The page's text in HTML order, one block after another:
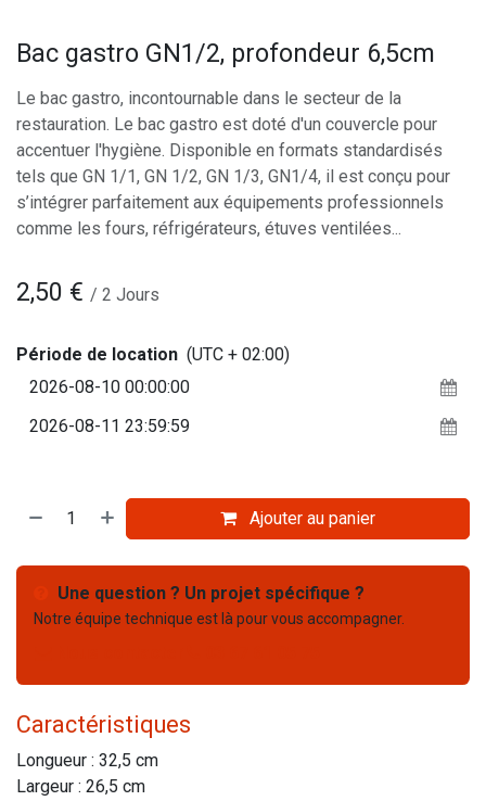
Bac gastro GN1/2, profondeur 6,5cm
Le bac gastro, incontournable dans le secteur de la
restauration. Le bac gastro est doté d'un couvercle pour
accentuer l'hygiène. Disponible en formats standardisés
tels que GN 1/1, GN 1/2, GN 1/3, GN1/4, il est conçu pour
s’intégrer parfaitement aux équipements professionnels
comme les fours, réfrigérateurs, étuves ventilées...
2,50 € / 2 Jours
Période de location (UTC + 02:00)
Ajouter au panier
Une question ? Un projet spécifique ?
Notre équipe technique est là pour vous accompagner.
Caractéristiques
Longueur : 32,5 cm
Largeur : 26,5 cm